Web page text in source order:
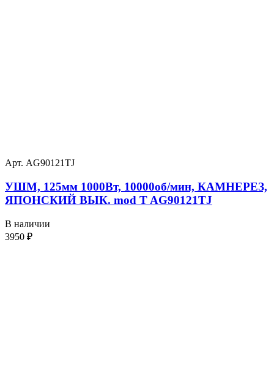
Арт. AG90121TJ
УШМ, 125мм 1000Вт, 10000об/мин, КАМНЕРЕЗ,
ЯПОНСКИЙ ВЫК. mod T AG90121TJ
В наличии
3950 ₽